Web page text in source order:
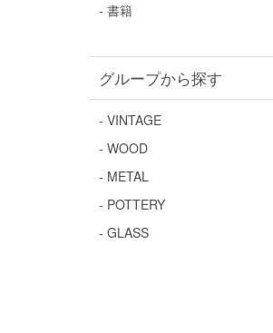
- 書籍
グループから探す
- VINTAGE
- WOOD
- METAL
- POTTERY
- GLASS